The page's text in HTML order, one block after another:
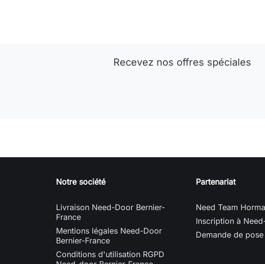
Recevez nos offres spéciales
Notre société
Livraison Need-Door Bernier-
France
Mentions légales Need-Door
Bernier-France
Conditions d'utilisation RGPD
Partenariat
Need Team
Inscription à
Demande de